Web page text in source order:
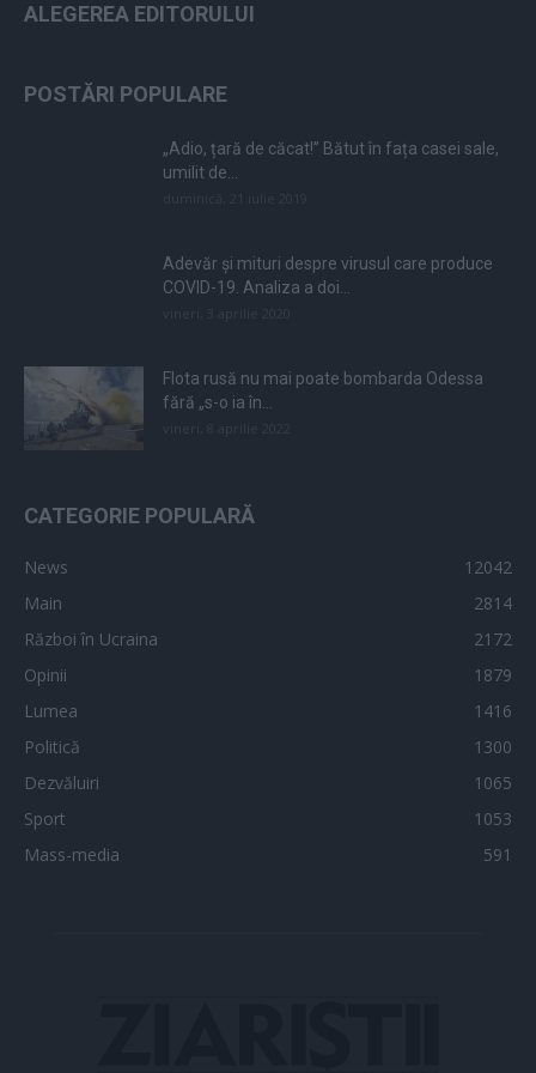
ALEGEREA EDITORULUI
POSTĂRI POPULARE
„Adio, țară de căcat!” Bătut în fața casei sale,
umilit de...
Adevăr și mituri despre virusul care produce
COVID-19. Analiza a doi...
Flota rusă nu mai poate bombarda Odessa
fără „s-o ia în...
CATEGORIE POPULARĂ
News
12042
Main
2814
Război în Ucraina
2172
Opinii
1879
Lumea
1416
Politică
1300
Dezvăluiri
1065
Sport
1053
Mass-media
591